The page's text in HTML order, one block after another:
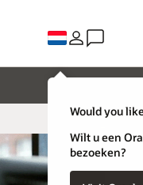
Would you
Wilt u een
bezoeken?